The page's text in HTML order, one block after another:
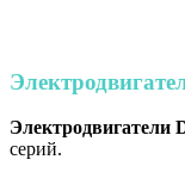
Электродвигатели
серий.